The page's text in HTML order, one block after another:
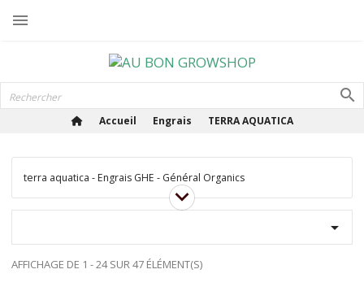

Accueil Engrais TERRA AQUATICA
terra aquatica - Engrais GHE - Général Organics

AFFICHAGE DE 1 - 24 SUR 47 ÉLÉMENT(S)